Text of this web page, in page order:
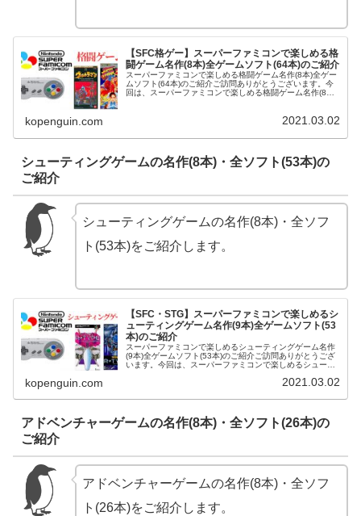
【SFC格ゲー】スーパーファミコンで楽しめる格
闘ゲーム名作(8本)全ゲームソフト(64本)のご紹介
スーパーファミコンで楽しめる格闘ゲーム名作(8本)全ゲー
ムソフト(64本)のご紹介ご訪問ありがとうございます。今
回は、スーパーファミコンで楽しめる格闘ゲーム名作(8本)
kopenguin.com 2021.03.02
シューティングゲームの名作(8本)・全ソフト(53本)の
ご紹介
シューティングゲームの名作(8本)・全ソフ
ト(53本)をご紹介します。
【SFC・STG】スーパーファミコンで楽しめるシ
ューティングゲーム名作(9本)全ゲームソフト(53
本)のご紹介
スーパーファミコンで楽しめるシューティングゲーム名作
(9本)全ゲームソフト(53本)のご紹介ご訪問ありがとうござ
います。今回は、スーパーファミコンで楽しめるシューテ
kopenguin.com 2021.03.02
アドベンチャーゲームの名作(8本)・全ソフト(26本)の
ご紹介
アドベンチャーゲームの名作(8本)・全ソフ
ト(26本)をご紹介します。